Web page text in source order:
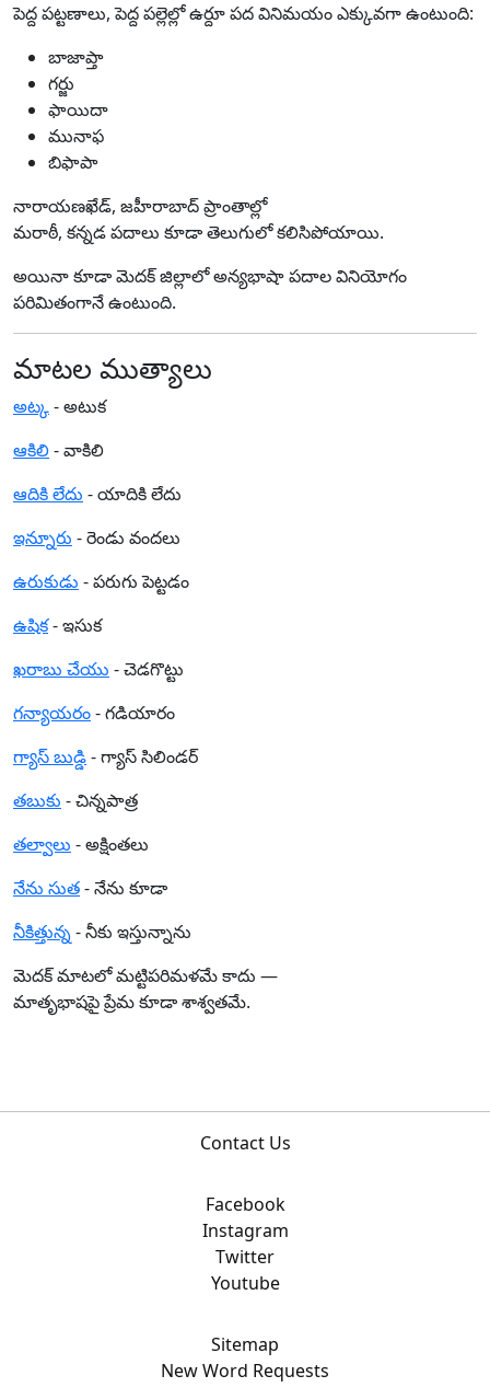
పెద్ద పట్టణాలు, పెద్ద పల్లెల్లో ఉర్దూ పద వినిమయం ఎక్కువగా ఉంటుంది:
బాజాప్తా
గర్జు
ఫాయిదా
మునాఫ
బిఫాపా
నారాయణఖేడ్‌, జహీరాబాద్‌ ప్రాంతాల్లో
మరాఠీ, కన్నడ పదాలు కూడా తెలుగులో కలిసిపోయాయి.
అయినా కూడా మెదక్‌ జిల్లాలో అన్యభాషా పదాల వినియోగం
పరిమితంగానే ఉంటుంది.
మాటల ముత్యాలు
అట్క- అటుక
ఆకిలి- వాకిలి
ఆదికి లేదు - యాదికి లేదు
ఇన్నూరు - రెండు వందలు
ఉరుకుడు - పరుగు పెట్టడం
ఉషిక- ఇసుక
ఖరాబు చేయు - చెడగొట్టు
గన్యాయరం- గడియారం
గ్యాస్ బుడ్డి- గ్యాస్ సిలిండర్
తబుకు - చిన్నపాత్ర
తల్వాలు - అక్షింతలు
నేను సుత- నేను కూడా
నీకిత్తున్న- నీకు ఇస్తున్నాను
మెదక్‌ మాటలో మట్టిపరిమళమే కాదు —
మాతృభాషపై ప్రేమ కూడా శాశ్వతమే.
Contact Us
Facebook
Instagram
Twitter
Youtube
Sitemap
New Word Requests